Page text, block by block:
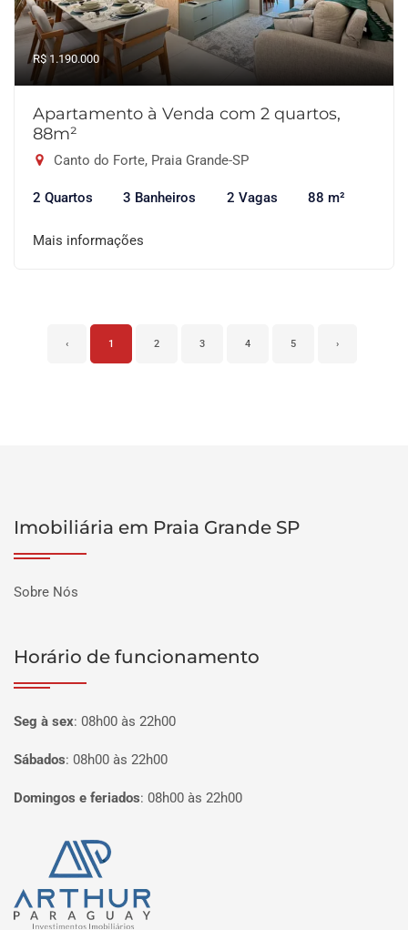
R$ 1.190.000
Apartamento à Venda com 2 quartos,
88m²
Canto do Forte, Praia Grande-SP
2 Quartos 3 Banheiros 2 Vagas 88 m²
Mais informações
‹ 1 2 3 4 5 ›
Imobiliária em Praia Grande SP
Sobre Nós
Horário de funcionamento
Seg à sex: 08h00 às 22h00
Sábados: 08h00 às 22h00
Domingos e feriados: 08h00 às 22h00
Página inicial